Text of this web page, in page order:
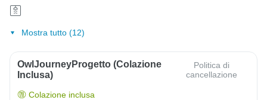
Mostra tutto (12)
OwlJourneyProgetto (colazione
Inclusa)
Politica di
cancellazione
Colazione inclusa